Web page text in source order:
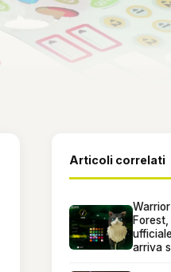
Articoli correlati
arriva